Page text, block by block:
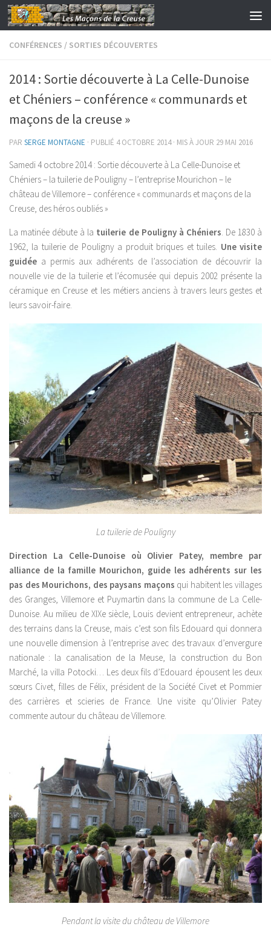
Skip to content
CONFÉRENCES / SORTIES DÉCOUVERTES
2014 : Sortie découverte à La Celle-Dunoise
et Chéniers – conférence « communards et
maçons de la creuse »
PAR SERGE MONTAGNE · PUBLIÉ 4 OCTOBRE 2014· MIS À JOUR 29 MAI 2016
Samedi 4 octobre 2014 : Sortie découverte à La Celle-Dunoise et
Chéniers – la tuilerie de Pouligny – l’entreprise Mourichon – le
château de Villemore – conférence « communards et maçons de la
Creuse, des héros oubliés »
La matinée débute à la tuilerie de Pouligny à Chéniers. De 1830 à
1962, la tuilerie de Pouligny a produit briques et tuiles. Une visite
guidée a permis aux adhérents de l’association de découvrir la
nouvelle vie de la tuilerie et l’écomusée qui depuis 2002 présente la
céramique en Creuse et les métiers anciens à travers leurs gestes et
leurs savoir-faire.
La tuilerie de Pouligny
Direction La Celle-Dunoise où Olivier Patey, membre par
alliance de la famille Mourichon, guide les adhérents sur les
pas des Mourichons, des paysans maçons qui habitent les villages
des Granges, Villemore et Puymartin dans la commune de La Celle-
Dunoise. Au milieu de XIXe siècle, Louis devient entrepreneur, achète
des terrains dans la Creuse, mais c’est son fils Edouard qui donnera
une nouvelle dimension à l’entreprise avec des travaux d’envergure
nationale : la canalisation de la Meuse, la construction du Bon
Marché, la villa Potocki… Les deux fils d’Edouard épousent les deux
sœurs Civet, filles de Félix, président de la Société Civet et Pommier
des carrières et scieries de France. Une visite qu’Olivier Patey
commente autour du château de Villemore.
Pendant la visite du château de Villemore